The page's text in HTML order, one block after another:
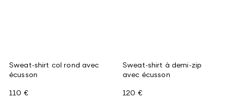
Sweat-shirt col rond avec
écusson
110 €
Sweat-shirt à demi-zip
avec écusson
120 €